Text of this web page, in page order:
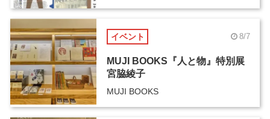
イベント 8/7
MUJI BOOKS『人と物』特別展
宮脇綾子
MUJI BOOKS